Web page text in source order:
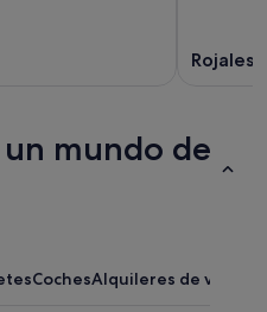
Rojales
un mundo de
CochesAlquileres de